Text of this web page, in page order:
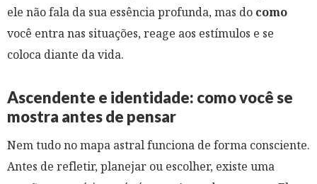
ele não fala da sua essência profunda, mas do como
você entra nas situações, reage aos estímulos e se
coloca diante da vida.
Ascendente e identidade: como você se
mostra antes de pensar
Nem tudo no mapa astral funciona de forma consciente.
Antes de refletir, planejar ou escolher, existe uma